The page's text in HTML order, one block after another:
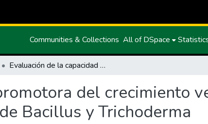
Communities & Collections All of DSpace
Evaluación de la capacidad promotora del crecimiento vegetal en el cultivo de rábano con cepas de Bacillus y Trichoderma
del crecimiento
Bacillus y Trichoderma